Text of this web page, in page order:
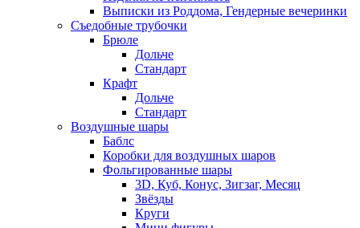
Выписки из Роддома, Гендерные вечеринки
Съедобные трубочки
Брюле
Дольче
Стандарт
Крафт
Дольче
Стандарт
Воздушные шары
Баблс
Коробки для воздушных шаров
Фольгированные шары
3D, Куб, Конус, Зигзаг, Месяц
Звёзды
Круги